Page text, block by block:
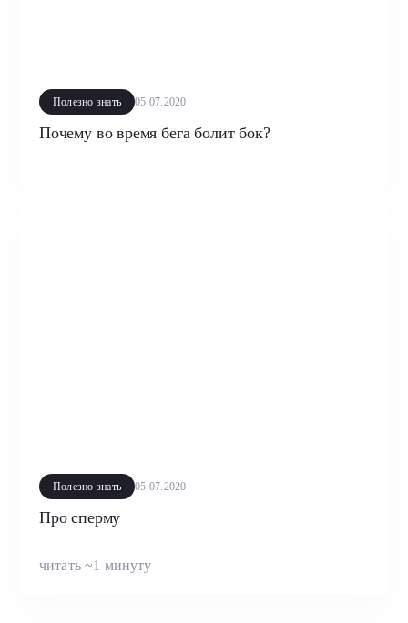
Полезно знать 05.07.2020
Почему во время бега болит бок?
Полезно знать 05.07.2020
Про сперму
читать ~1 минуту